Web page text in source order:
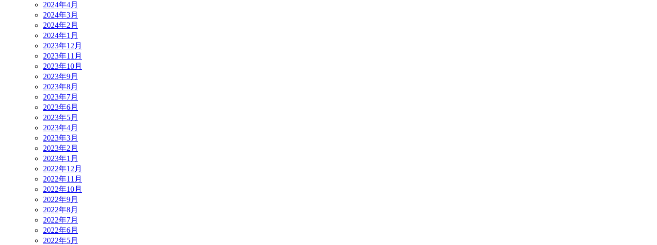
2024年4月
2024年3月
2024年2月
2024年1月
2023年12月
2023年11月
2023年10月
2023年9月
2023年8月
2023年7月
2023年6月
2023年5月
2023年4月
2023年3月
2023年2月
2023年1月
2022年12月
2022年11月
2022年10月
2022年9月
2022年8月
2022年7月
2022年6月
2022年5月